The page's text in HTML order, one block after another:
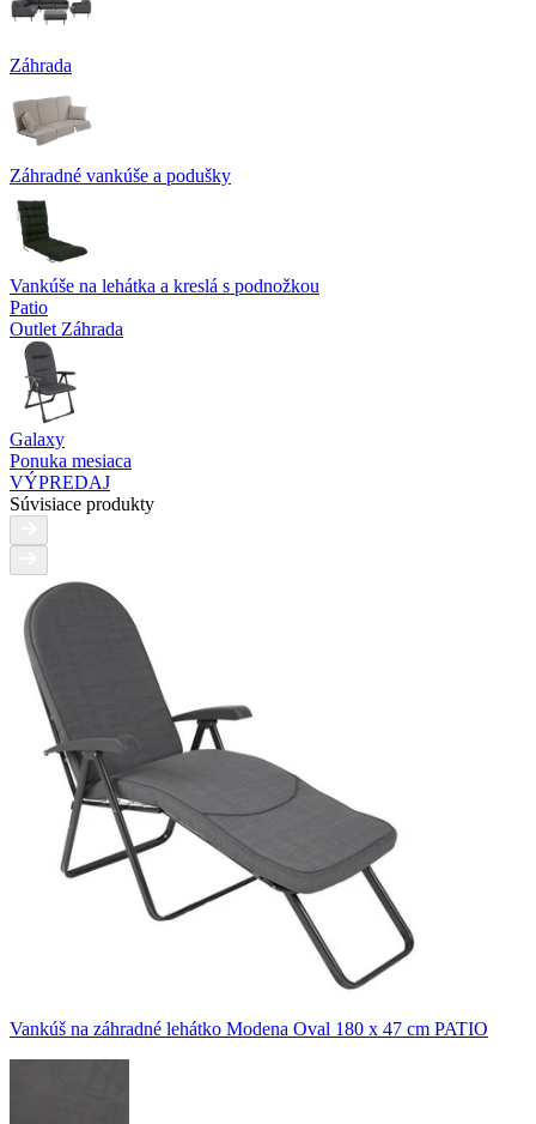
Záhrada
Záhradné vankúše a podušky
Vankúše na lehátka a kreslá s podnožkou
Patio
Outlet Záhrada
Galaxy
Ponuka mesiaca
VÝPREDAJ
Súvisiace produkty
Vankúš na záhradné lehátko Modena Oval 180 x 47 cm PATIO